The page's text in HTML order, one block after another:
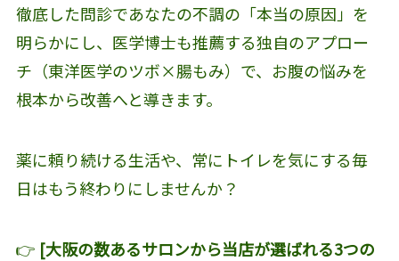
徹底した問診であなたの不調の「本当の原因」を
明らかにし、医学博士も推薦する独自のアプロー
チ（東洋医学のツボ×腸もみ）で、お腹の悩みを
根本から改善へと導きます。
薬に頼り続ける生活や、常にトイレを気にする毎
日はもう終わりにしませんか？
👉 [大阪の数あるサロンから当店が選ばれる3つの